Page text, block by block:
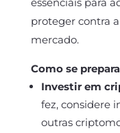
proteger contra
mercado.
Como se
Investir em
fez, considere
outras